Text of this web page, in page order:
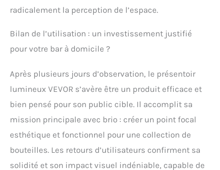
radicalement la perception de l’espace.
Bilan de l’utilisation : un investissement justifié
pour votre bar à domicile ?
Après plusieurs jours d’observation, le présentoir
lumineux VEVOR s’avère être un produit efficace et
bien pensé pour son public cible. Il accomplit sa
mission principale avec brio : créer un point focal
esthétique et fonctionnel pour une collection de
bouteilles. Les retours d’utilisateurs confirment sa
solidité et son impact visuel indéniable, capable de